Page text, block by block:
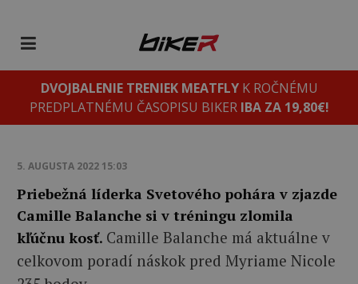
DVOJBALENIE TRENIEK MEATFLYK ROČNÉMU
PREDPLATNÉMU ČASOPISU BIKER IBA ZA 19,80€!
5. AUGUSTA 2022 15:03
Priebežná líderka Svetového pohára v zjazde
Camille Balanche si v tréningu zlomila
kľúčnu kosť. Camille Balanche má aktuálne v
celkovom poradí náskok pred Myriame Nicole